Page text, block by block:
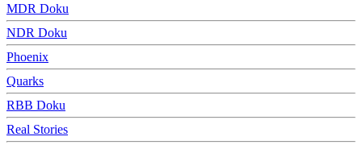
MDR Doku
NDR Doku
Phoenix
Quarks
RBB Doku
Real Stories